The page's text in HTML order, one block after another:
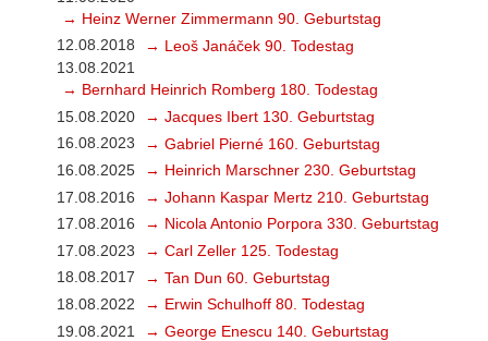
→ Heinz Werner Zimmermann 90. Geburtstag
12.08.2018
→ Leoš Janáček 90. Todestag
13.08.2021
→ Bernhard Heinrich Romberg 180. Todestag
15.08.2020
→ Jacques Ibert 130. Geburtstag
16.08.2023
→ Gabriel Pierné 160. Geburtstag
16.08.2025
→ Heinrich Marschner 230. Geburtstag
17.08.2016
→ Johann Kaspar Mertz 210. Geburtstag
17.08.2016
→ Nicola Antonio Porpora 330. Geburtstag
17.08.2023
→ Carl Zeller 125. Todestag
18.08.2017
→ Tan Dun 60. Geburtstag
18.08.2022
→ Erwin Schulhoff 80. Todestag
19.08.2021
→ George Enescu 140. Geburtstag